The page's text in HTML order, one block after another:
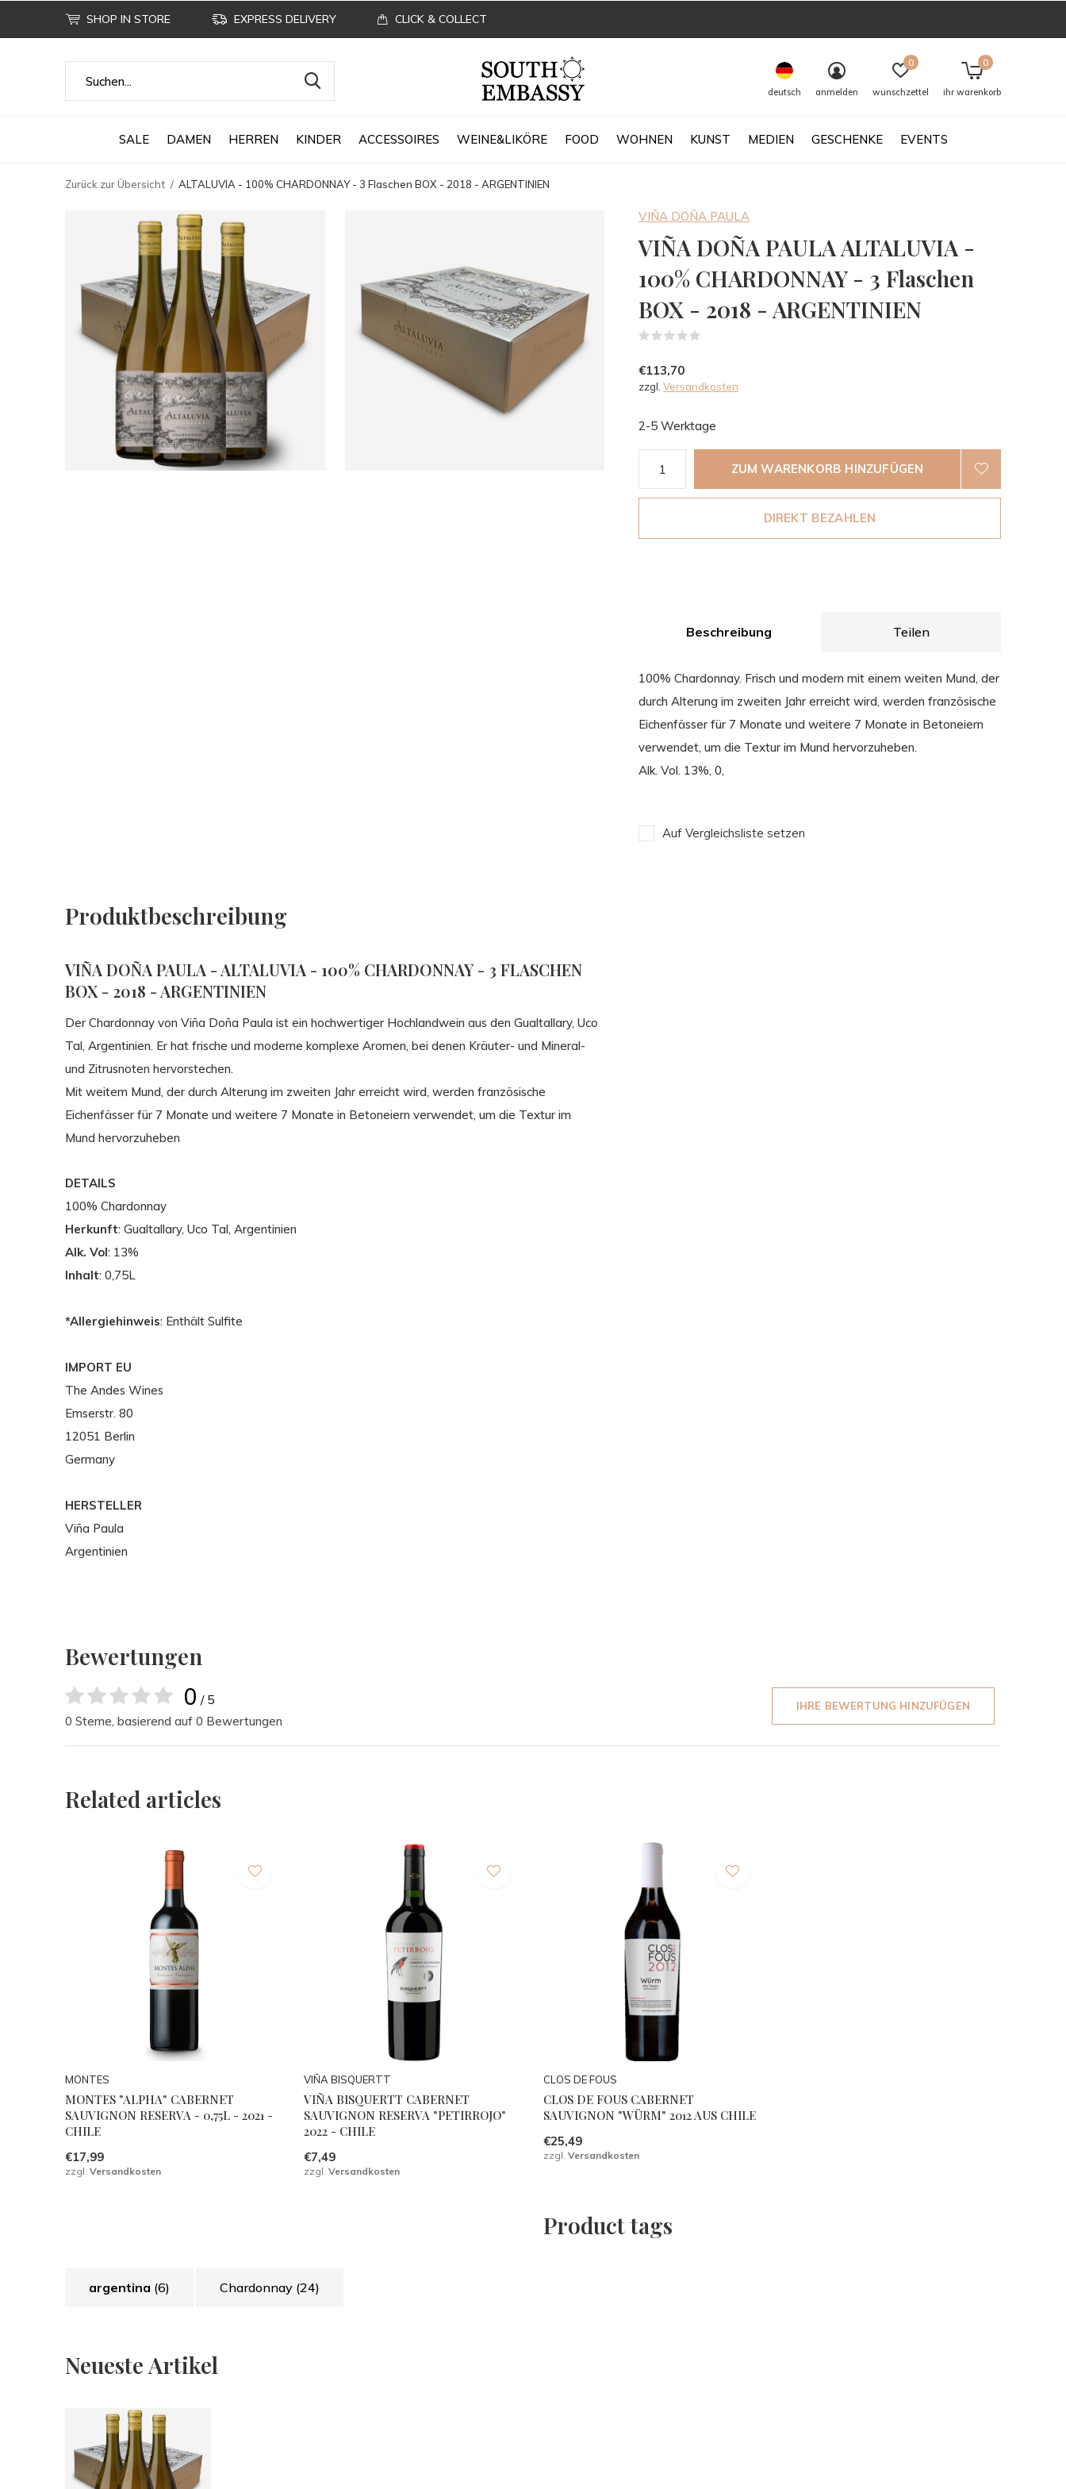
SALE DAMEN HERREN KINDER ACCESSOIRES WEINE&LIKÖRE FOOD WOHNEN KUNST MEDIEN GESCHENKE EVENTS
deutsch anmelden wunschzettel
0
ihr warenkorb
0
SHOP IN STORE EXPRESS DELIVERY CLICK & COLLECT
Zurück zur Übersicht ALTALUVIA - 100% CHARDONNAY - 3 Flaschen BOX - 2018 - ARGENTINIEN
VIÑA DOÑA PAULA
VIÑA DOÑA PAULA ALTALUVIA -
100% CHARDONNAY - 3 Flaschen
BOX - 2018 - ARGENTINIEN
€113,70
zzgl. Versandkosten
2-5 Werktage
ZUM WARENKORB HINZUFÜGEN
DIREKT BEZAHLEN
Beschreibung Teilen
100% Chardonnay. Frisch und modern mit einem weiten Mund, der
durch Alterung im zweiten Jahr erreicht wird, werden französische
Eichenfässer für 7 Monate und weitere 7 Monate in Betoneiern
verwendet, um die Textur im Mund hervorzuheben.
Alk. Vol. 13%, 0,
Auf Vergleichsliste setzen
Produktbeschreibung
VIÑA DOÑA PAULA - ALTALUVIA - 100% CHARDONNAY - 3 FLASCHEN
BOX - 2018 - ARGENTINIEN
Der Chardonnay von Viña Doña Paula ist ein hochwertiger Hochlandwein aus den Gualtallary, Uco
Tal, Argentinien. Er hat frische und moderne komplexe Aromen, bei denen Kräuter- und Mineral-
und Zitrusnoten hervorstechen.
Mit weitem Mund, der durch Alterung im zweiten Jahr erreicht wird, werden französische
Eichenfässer für 7 Monate und weitere 7 Monate in Betoneiern verwendet, um die Textur im
Mund hervorzuheben
DETAILS
100% Chardonnay
Herkunft: Gualtallary, Uco Tal, Argentinien
Alk. Vol: 13%
Inhalt: 0,75L
*Allergiehinweis: Enthält Sulfite
IMPORT EU
The Andes Wines
Emserstr. 80
12051 Berlin
Germany
HERSTELLER
Viña Paula
Argentinien
Bewertungen
0 / 5
0 Sterne, basierend auf 0 Bewertungen
IHRE BEWERTUNG HINZUFÜGEN
Related articles
MONTES
MONTES "ALPHA" CABERNET
SAUVIGNON RESERVA - 0,75L - 2021 -
CHILE
€17,99
zzgl. Versandkosten
VIÑA BISQUERTT
VIÑA BISQUERTT CABERNET
SAUVIGNON RESERVA "PETIRROJO"
2022 - CHILE
€7,49
zzgl.Versandkosten
CLOS DE FOUS
CLOS DE FOUS CABERNET
SAUVIGNON "WÜRM" 2012 AUS CHILE
€25,49
zzgl. Versandkosten
Product tags
argentina (6) Chardonnay (24)
Neueste Artikel